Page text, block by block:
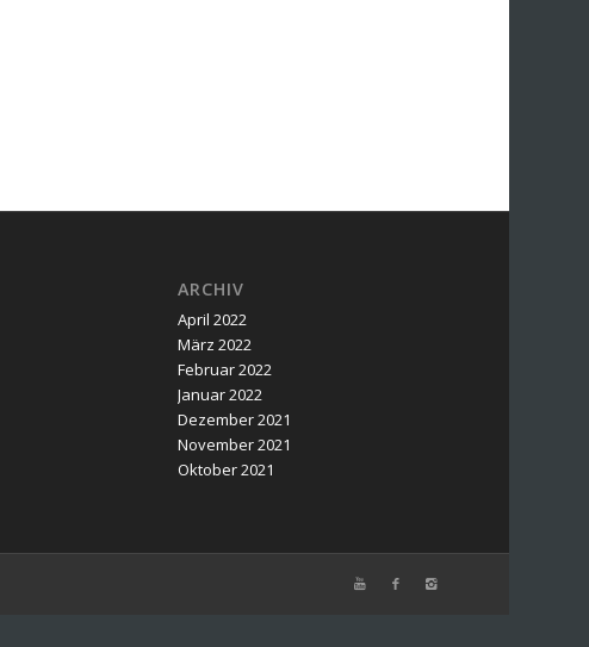
ARCHIV
April 2022
März 2022
Februar 2022
Januar 2022
Dezember 2021
November 2021
Oktober 2021